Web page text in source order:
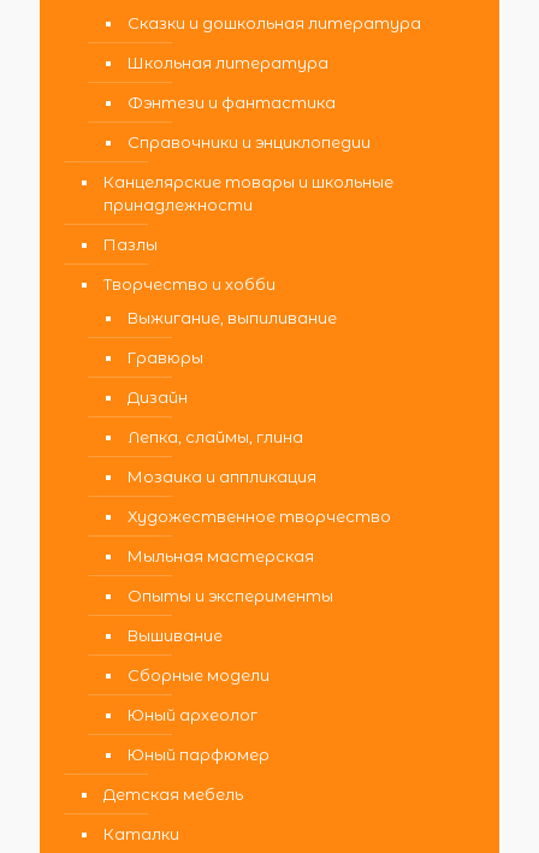
Сказки и дошкольная литература
Школьная литература
Фэнтези и фантастика
Справочники и энциклопедии
Канцелярские товары и школьные
принадлежности
Пазлы
Творчество и хобби
Выжигание, выпиливание
Гравюры
Дизайн
Лепка, слаймы, глина
Мозаика и аппликация
Художественное творчество
Мыльная мастерская
Опыты и эксперименты
Вышивание
Сборные модели
Юный археолог
Юный парфюмер
Детская мебель
Каталки